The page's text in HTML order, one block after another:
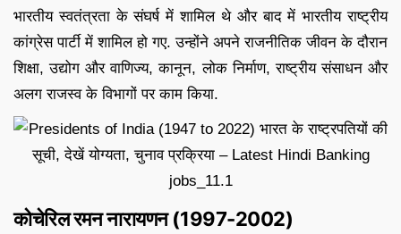
भारतीय स्वतंत्रता के संघर्ष में शामिल थे और बाद में भारतीय राष्ट्रीय
कांग्रेस पार्टी में शामिल हो गए. उन्होंने अपने राजनीतिक जीवन के दौरान
शिक्षा, उद्योग और वाणिज्य, कानून, लोक निर्माण, राष्ट्रीय संसाधन और
अलग राजस्व के विभागों पर काम किया.
कोचेरिल रमन नारायणन (1997-2002)